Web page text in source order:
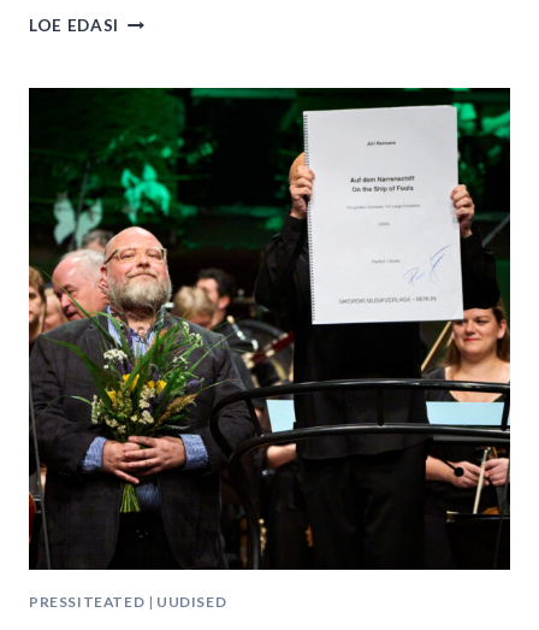
LOE EDASI PÄRNUS
REINVERE
„SHIP
OF
FOOLS“
PRESSITEATED | UUDISED